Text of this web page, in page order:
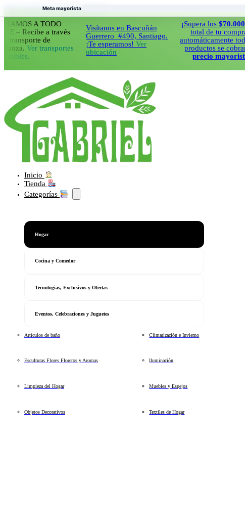
Saltar al contenido principal Saltar al pie de página
A TODO
a través
de
Ver transportes
Visítanos en Bascuñán
Guerrero #490, Santiago.
¡Te esperamos!Ver
ubicación
¡Supera los$70.000en el
total de tu compra y
automáticamente todos tus
productos se cobraran a
precio mayorista!
Inicio
Tienda
Categorías
Hogar
Cocina y Comedor
Tecnologias, Exclusivos y Ofertas
Eventos, Celebraciones y Juguetes
Artículos de baño Climatización e Invierno
Esculturas Flores Floreros y Aromas Iluminación
Limpieza del Hogar Muebles y Espejos
Objetos Decorativos Textiles de Hogar
Meta mayorista